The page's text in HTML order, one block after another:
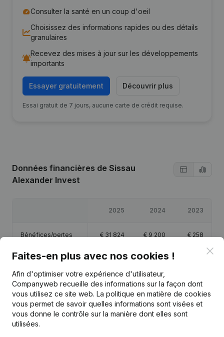
Consulter la santé en un coup d'oeil
Choisissez des informations rapides ou des détails
granulaires
Recevez des mises à jour sur les développements
importants
Essayer gratuitement Découvrir plus
Essai gratuit de 7 jours, aucune carte de crédit requise.
Données financières de Sissau
Alexander Invest
2025 2024 2023
Bénéfices/pertes € 31 824 € 9 200 € 258
Capitaux propres €43 282 €11 458
Marge brute € 40 819 € 12 358 €1 110
Faites-en plus avec nos cookies !
Afin d'optimiser votre expérience d'utilisateur,
Companyweb recueille des informations sur la façon dont
vous utilisez ce site web. La politique en matière de cookies
vous permet de savoir quelles informations sont visées et
vous donne le contrôle sur la manière dont elles sont
utilisées.